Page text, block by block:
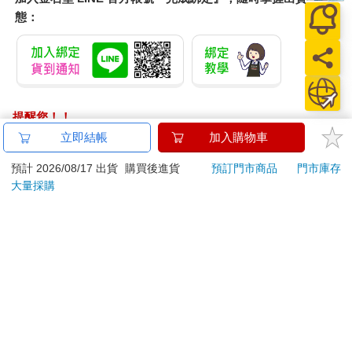
態：
提醒您！！
金石堂及銀行均不會請您操作ATM! 如接獲電話要求您前往
ATM提款機，請不要聽從指示，以免受騙上當！
退換貨須知：
立即結帳 加入購物車
預計 2026/08/17 出貨 購買後進貨 預訂門市商品
門市庫存
大量採購